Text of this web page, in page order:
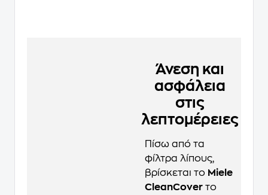
Άνεση και
ασφάλεια
στις
λεπτομέρειες
Πίσω από τα
φίλτρα λίπους,
βρίσκεται το Miele
CleanCover το